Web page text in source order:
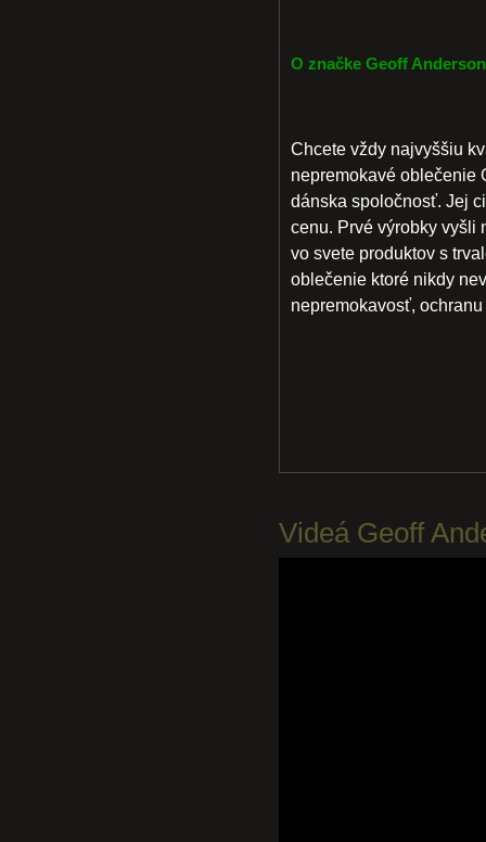
O značke Geoff Anderson
Chcete vždy najvyššiu
nepremokavé oblečenie
dánska spoločnosť. Jej
cenu. Prvé výrobky vyšli
vo svete produktov s
oblečenie ktoré nikdy
nepremokavosť,
Videá Geoff